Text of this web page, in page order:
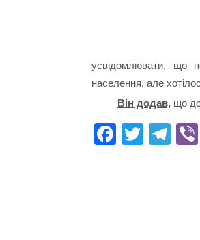
усвідомлювати, що
населення, але
Він додав,що до
Fa T
Te